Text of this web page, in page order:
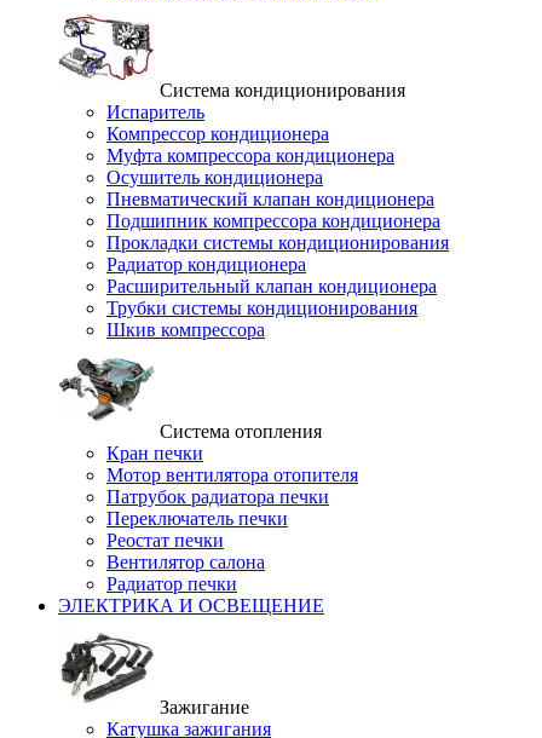
Система кондиционирования
Испаритель
Компрессор кондиционера
Муфта компрессора кондиционера
Осушитель кондиционера
Пневматический клапан кондиционера
Подшипник компрессора кондиционера
Прокладки системы кондиционирования
Радиатор кондиционера
Расширительный клапан кондиционера
Трубки системы кондиционирования
Шкив компрессора
Система отопления
Кран печки
Мотор вентилятора отопителя
Патрубок радиатора печки
Переключатель печки
Реостат печки
Вентилятор салона
Радиатор печки
ЭЛЕКТРИКА И ОСВЕЩЕНИЕ
Зажигание
Катушка зажигания